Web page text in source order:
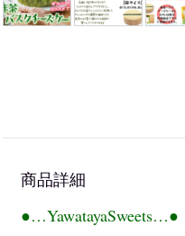
商品詳細
●…YawatayaSweets…●